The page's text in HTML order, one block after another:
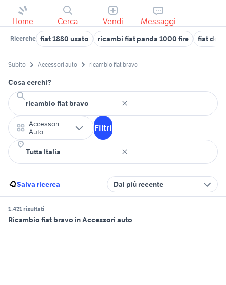
Home Cerca Vendi Messaggi
Ricerche fiat 1880 usato ricambi fiat panda 1000 fire fiat
Subito Accessori auto ricambio fiat bravo
Cosa cerchi?
Accessori
Auto
Filtri
Salva ricerca Dal più recente
1.421 risultati
Ricambio fiat bravo in Accessori auto